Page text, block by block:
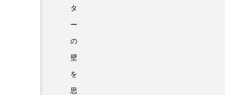
タ
ー
の
壁
を
思